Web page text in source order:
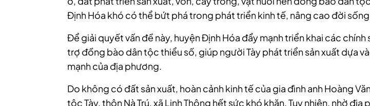
Định Hóa khó có thể bứt phá trong phát triển kinh tế, nâng cao đời
Để giải quyết vấn đề này, huyện Định Hóa đẩy mạnh triển khai các chính
trợ đồng bào dân tộc thiểu số, giúp người Tày phát triển sản xuất dựa
mạnh của địa phương.
Do không có đất sản xuất, hoàn cảnh kinh tế của gia đình anh Hoàng
tộc Tày, thôn Nà Trú, xã Linh Thông hết sức khó khăn. Tuy nhiên, nhờ địa